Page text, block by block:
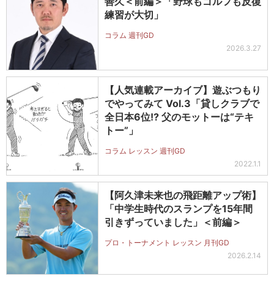
練習が大切」
コラム 週刊GD
2026.3.27
【人気連載アーカイブ】遊ぶつもり
でやってみて Vol.3「貸しクラブで
全日本6位!? 父のモットーは“テキ
トー”」
コラム レッスン 週刊GD
2022.1.1
【阿久津未来也の飛距離アップ術】
「中学生時代のスランプを15年間
引きずっていました」＜前編＞
プロ・トーナメント レッスン 月刊GD
2026.2.14